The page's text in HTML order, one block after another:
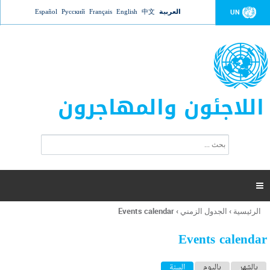
Jump to navigation UN العربية 中文
English
Français
Русский
Español
اللاجئون والمهاجرون
ت
ر
ل
ح
ب

أنت
هنا
الرئيسية › الجدول الزمني ›
Events calendar
Events calendar